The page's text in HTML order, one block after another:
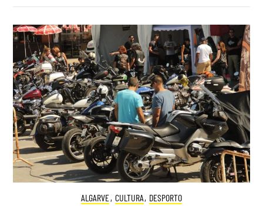
ALGARVE, CULTURA, DESPORTO